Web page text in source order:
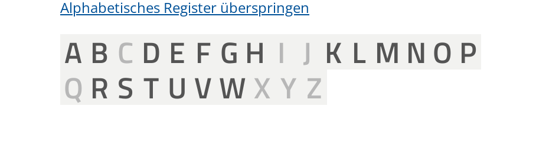
Alphabetisches Register überspringen
A B C D E F G H I J K L M N O P
Q R S T U VWX Y Z